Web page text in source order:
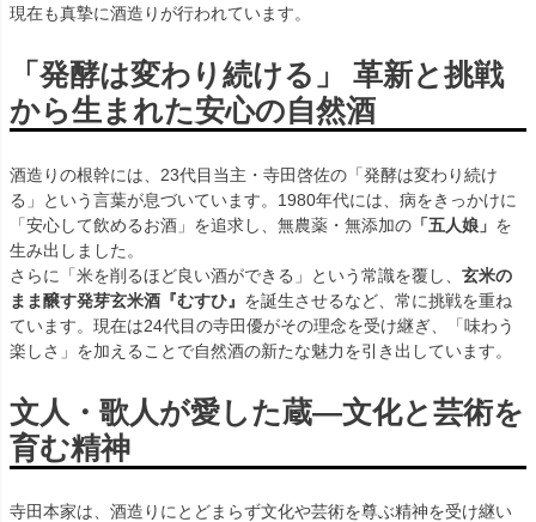
現在も真摯に酒造りが行われています。
「発酵は変わり続ける」 革新と挑戦
から生まれた安心の自然酒
酒造りの根幹には、23代目当主・寺田啓佐の「発酵は変わり続け
る」という言葉が息づいています。1980年代には、病をきっかけに
「安心して飲めるお酒」を追求し、無農薬・無添加の 「五人娘」 を
生み出しました。
さらに「米を削るほど良い酒ができる」という常識を覆し、 玄米の
まま醸す発芽玄米酒『むすひ』 を誕生させるなど、常に挑戦を重ね
ています。現在は24代目の寺田優がその理念を受け継ぎ、「味わう
楽しさ」を加えることで自然酒の新たな魅力を引き出しています。
文人・歌人が愛した蔵—文化と芸術を
育む精神
寺田本家は、酒造りにとどまらず文化や芸術を尊ぶ精神を受け継い